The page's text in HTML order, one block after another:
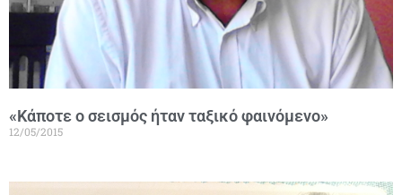
«Κάποτε ο σεισμός ήταν ταξικό φαινόμενο»
12/05/2015